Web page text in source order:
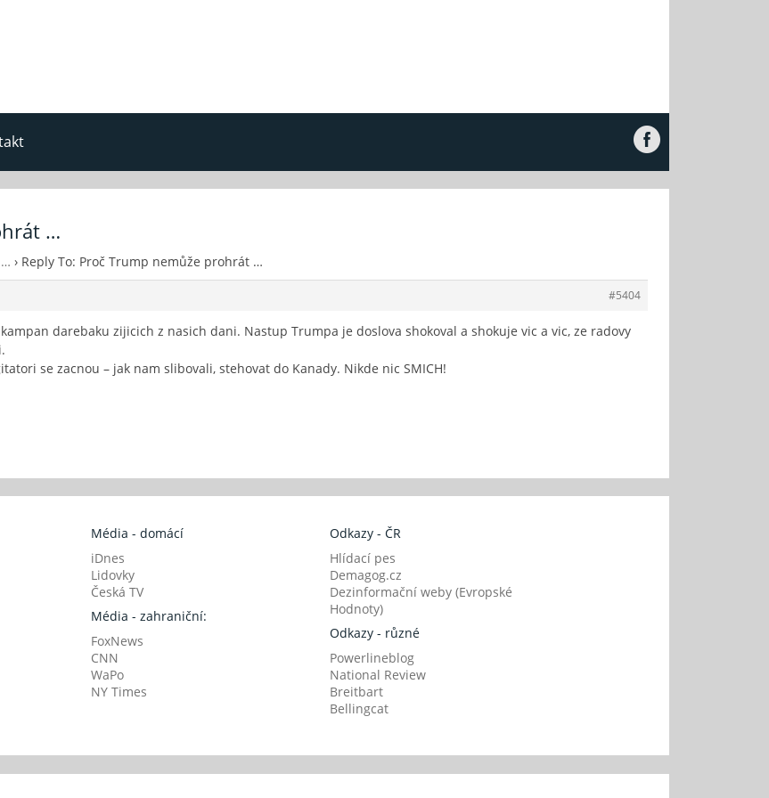
…
› Reply To: Proč Trump nemůže prohrát …
#5404
darebaku zijicich z nasich dani. Nastup Trumpa je doslova shokoval a shokuje vic a vic, ze radovy
se zacnou – jak nam slibovali, stehovat do Kanady. Nikde nic SMICH!
Média - domácí
iDnes
Lidovky
Česká TV
Média - zahraniční:
FoxNews
CNN
WaPo
NY Times
Odkazy - ČR
Hlídací pes
Demagog.cz
Dezinformační weby (Evropské
Hodnoty)
Odkazy - různé
Powerlineblog
National Review
Breitbart
Bellingcat